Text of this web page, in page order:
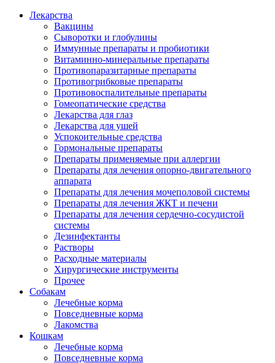
Лекарства
Вакцины
Сыворотки и глобулины
Иммунные препараты и пробиотики
Витаминно-минеральные препараты
Противопаразитарные препараты
Противогрибковые препараты
Противовоспалительные препараты
Гомеопатические средства
Лекарства для глаз
Лекарства для ушей
Успокоительные средства
Гормональные препараты
Препараты применяемые при аллергии
Препараты для лечения опорно-двигательного
аппарата
Препараты для лечения мочеполовой системы
Препараты для лечения ЖКТ и печени
Препараты для лечения сердечно-сосудистой
системы
Дезинфектанты
Растворы
Расходные материалы
Хирургические инструменты
Прочее
Собакам
Лечебные корма
Повседневные корма
Лакомства
Кошкам
Лечебные корма
Повседневные корма